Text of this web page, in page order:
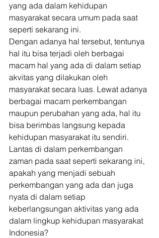
yang ada dalam kehidupan
masyarakat secara umum pada saat
seperti sekarang ini.
Dengan adanya hal tersebut, tentunya
hal itu bisa terjadi oleh berbagai
macam hal yang ada di dalam setiap
akvitas yang dilakukan oleh
masyarakat secara luas. Lewat adanya
berbagai macam perkembangan
maupun perubahan yang ada, hal itu
bisa berimbas langsung kepada
kehidupan masyarakat itu sendiri.
Lantas di dalam perkembangan
zaman pada saat seperti sekarang ini,
apakah yang menjadi sebuah
perkembangan yang ada dan juga
nyata di dalam setiap
keberlangsungan aktivitas yang ada
dalam lingkup kehidupan masyarakat
Indonesia?